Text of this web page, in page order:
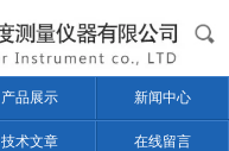
产品展示 新闻中心
技术文章 在线留言